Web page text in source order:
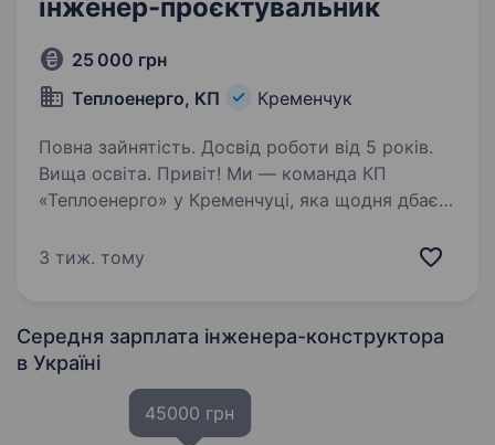
інженер-проєктувальник
25 000 грн
Теплоенерго, КП
Кременчук
Повна зайнятість. Досвід роботи від 5 років.
Вища освіта. Привіт! Ми — команда КП
«Теплоенерго» у Кременчуці, яка щодня дбає
міста. Якщо тобі близька ідея створювати
3 тиж. тому
Середня зарплата інженера-конструктора
в Україні
45000 грн